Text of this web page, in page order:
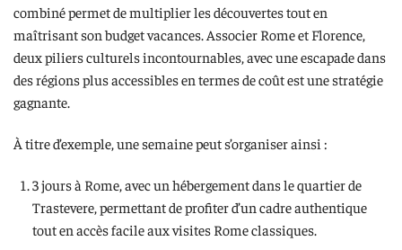
combiné permet de multiplier les découvertes tout en
maîtrisant son budget vacances. Associer Rome et Florence,
deux piliers culturels incontournables, avec une escapade dans
des régions plus accessibles en termes de coût est une stratégie
gagnante.
À titre d’exemple, une semaine peut s’organiser ainsi :
3 jours à Rome, avec un hébergement dans le quartier de
Trastevere, permettant de profiter d’un cadre authentique
tout en accès facile aux visites Rome classiques.